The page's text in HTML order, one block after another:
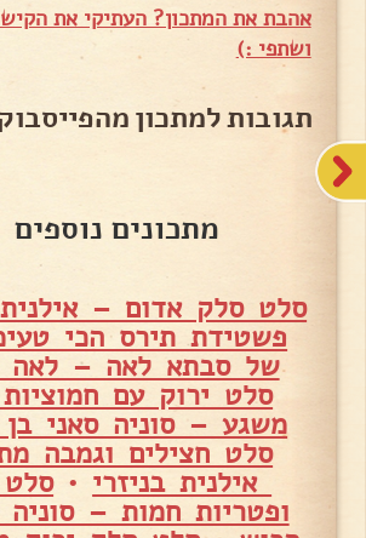
אהבת את המתכון? העתיקי את
ושתפי :)
תגובות למתכון
מתכונים נוספים
סלט סלק אדום – אילנית
פשטידת תירס הכי
של סבתא לאה – לאה
סלט ירוק עם
משגע – סוניה סאני
סלט חצילים וגמבה
אילנית בניזרי •סלט
ופטריות חמות – סוניה